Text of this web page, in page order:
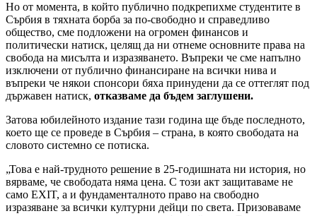
Но от момента, в който публично подкрепихме студентите в
Сърбия в тяхната борба за по-свободно и справедливо
общество, сме подложени на огромен финансов и
политически натиск, целящ да ни отнеме основните права на
свобода на мисълта и изразяването. Въпреки че сме напълно
изключени от публично финансиране на всички нива и
въпреки че някои спонсори бяха принудени да се оттеглят под
държавен натиск, отказваме да бъдем заглушени.
Затова юбилейното издание тази година ще бъде последното,
което ще се проведе в Сърбия – страна, в която свободата на
словото системно се потиска.
„Това е най-трудното решение в 25-годишната ни история, но
вярваме, че свободата няма цена. С този акт защитаваме не
само EXIT, а и фундаменталното право на свободно
изразяване за всички културни дейци по света. Призоваваме